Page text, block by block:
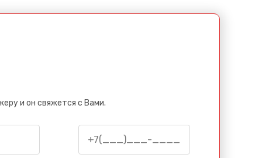
и он свяжется с Вами.